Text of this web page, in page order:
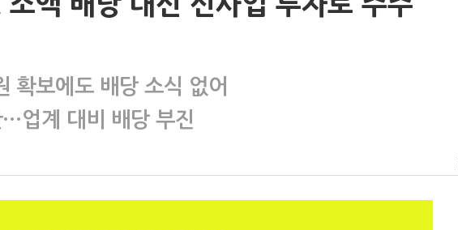
확보에도 배당 소식 없어
업계 대비 배당 부진